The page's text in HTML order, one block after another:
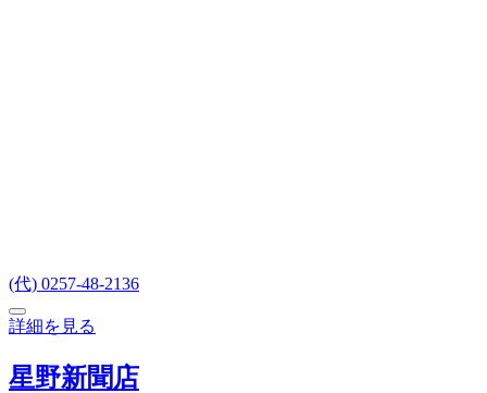
(代) 0257-48-2136
詳細を見る
星野新聞店